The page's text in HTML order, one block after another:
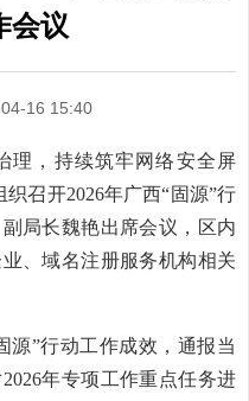
会议
16 15:40
理，持续筑牢网络安全屏
召开2026年广西“固源”行
局长魏艳出席会议，区内
、域名注册服务机构相关
源”行动工作成效，通报当
年专项工作重点任务进